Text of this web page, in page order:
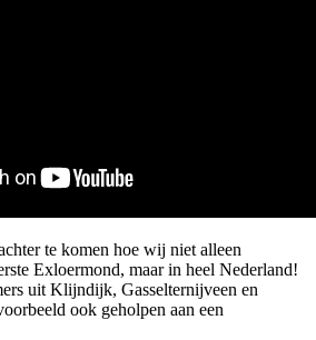
te komen hoe wij niet alleen
Exloermond, maar in heel Nederland!
uit Klijndijk, Gasselternijveen en
ook geholpen aan een